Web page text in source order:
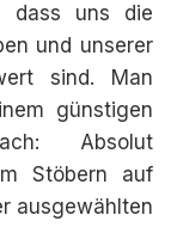
dass uns die
und unserer
sind. Man
günstigen
Absolut
Stöbern auf
ausgewählten